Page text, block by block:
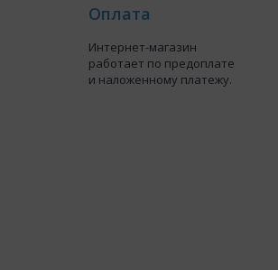
Оплата
Интернет-магазин
работает по предоплате
и наложенному платежу.